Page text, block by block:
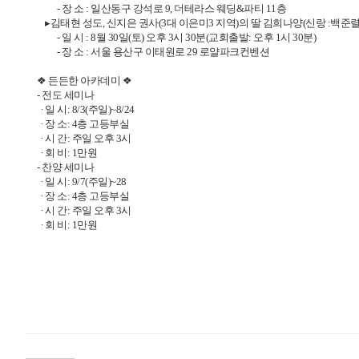
- 장 소 : 일산동구 강석로 9, 더테라스 웨딩&파티 11층
▸김태현 성도, 신지은 권사(3대 이은미3 지역)의 딸 김희나양(신랑 :백준
- 일 시 : 8월 30일(토) 오후 3시 30분(교회출발: 오후 1시 30분)
- 장 소 : 서울 용산구 이태원로 29 로얄파크컨벤션
❖ 든든한 아카데미 ❖
- 전도 세미나
∙ 일 시: 8/3(주일)~8/24
∙ 장 소: 4층 고등부실
∙ 시 간: 주일 오후 3시
∙ 회 비: 1만원
- 찬양 세미나
∙ 일 시: 9/7(주일)~28
∙ 장 소: 4층 고등부실
∙ 시 간: 주일 오후 3시
∙ 회 비: 1만원